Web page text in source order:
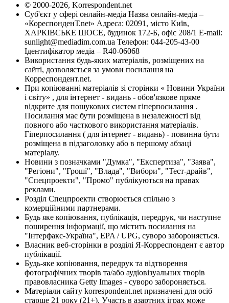
© 2000-2026, Korrespondent.net
Суб'єкт у сфері онлайн-медіа Назва онлайн-медіа –
«КореспонденТ.net» Адреса: 02091, місто Київ,
ХАРКІВСЬКЕ ШОСЕ, будинок 172-Б, офіс 208/1 E-mail:
sunlight@mediadim.com.ua Телефон: 044-205-43-00
Ідентифікатор медіа – R40-06068
Використання будь-яких матеріалів, розміщених на
сайті, дозволяється за умови посилання на
Корреспондент.net.
При копіюванні матеріалів зі сторінки « Новини України
і світу» , для інтернет - видань - обов'язкове пряме
відкрите для пошукових систем гіперпосилання .
Посилання має бути розміщена в незалежності від
повного або часткового використання матеріалів.
Гіперпосилання ( для інтернет - видань) - повинна бути
розміщена в підзаголовку або в першому абзаці
матеріалу.
Новини з позначками "Думка", "Експертиза", "Заява",
"Регіони", "Гроші", "Влада", "Вибори", "Тест-драйв",
"Спецпроекти", "Промо" публікуються на правах
реклами.
Розділ Спецпроекти створюється спільно з
комерційними партнерами.
Будь яке копіювання, публікація, передрук, чи наступне
поширення інформації, що містить посилання на
"Інтерфакс-Україна", EPA / UPG, суворо забороняється.
Власник веб-сторінки в розділі Я-Корреспондент є автор
публікації.
Будь-яке копіювання, передрук та відтворення
фотографічних творів та/або аудіовізуальних творів
правовласника Getty Images - суворо забороняється.
Матеріали сайту korrespondent.net призначені для осіб
старше 21 року (21+). Участь в азартних іграх може